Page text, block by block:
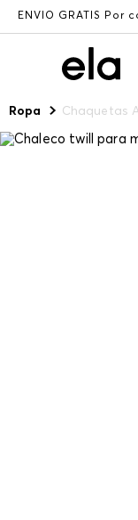
ENVÍO GRATIS
Ropa Chaquetas